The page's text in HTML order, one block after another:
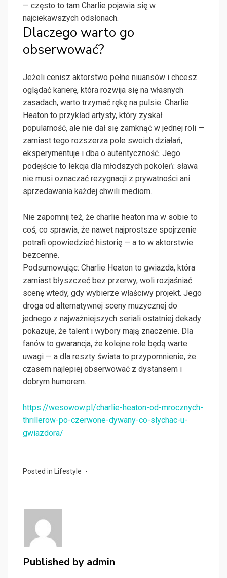
— często to tam Charlie pojawia się w
najciekawszych odsłonach.
Dlaczego warto go
obserwować?
Jeżeli cenisz aktorstwo pełne niuansów i chcesz
oglądać karierę, która rozwija się na własnych
zasadach, warto trzymać rękę na pulsie. Charlie
Heaton to przykład artysty, który zyskał
popularność, ale nie dał się zamknąć w jednej roli —
zamiast tego rozszerza pole swoich działań,
eksperymentuje i dba o autentyczność. Jego
podejście to lekcja dla młodszych pokoleń: sława
nie musi oznaczać rezygnacji z prywatności ani
sprzedawania każdej chwili mediom.
Nie zapomnij też, że charlie heaton ma w sobie to
coś, co sprawia, że nawet najprostsze spojrzenie
potrafi opowiedzieć historię — a to w aktorstwie
bezcenne.
Podsumowując: Charlie Heaton to gwiazda, która
zamiast błyszczeć bez przerwy, woli rozjaśniać
scenę wtedy, gdy wybierze właściwy projekt. Jego
droga od alternatywnej sceny muzycznej do
jednego z najważniejszych seriali ostatniej dekady
pokazuje, że talent i wybory mają znaczenie. Dla
fanów to gwarancja, że kolejne role będą warte
uwagi — a dla reszty świata to przypomnienie, że
czasem najlepiej obserwować z dystansem i
dobrym humorem.
https://wesowow.pl/charlie-heaton-od-mrocznych-
thrillerow-po-czerwone-dywany-co-slychac-u-
gwiazdora/
Posted in Lifestyle
Published by admin